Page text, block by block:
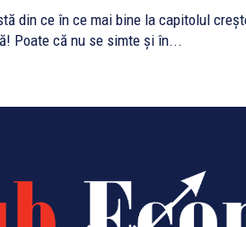
din ce în ce mai bine la capitolul
Poate că nu se simte şi în...